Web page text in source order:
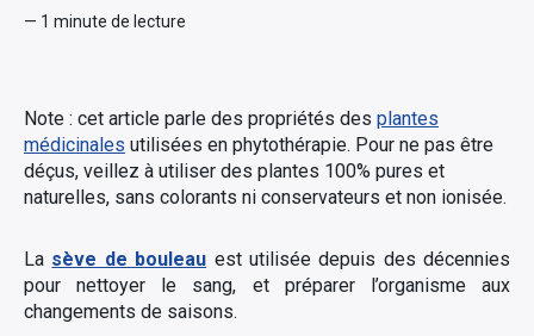
— 1 minute de lecture
Note : cet article parle des propriétés des plantes
médicinales utilisées en phytothérapie. Pour ne pas être
déçus, veillez à utiliser des plantes 100% pures et
naturelles, sans colorants ni conservateurs et non ionisée.
La sève de bouleau est utilisée depuis des décennies
pour nettoyer le sang, et préparer l’organisme aux
changements de saisons.